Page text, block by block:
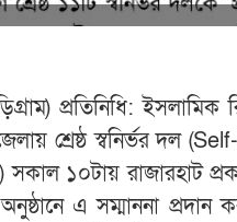
প্রতিনিধি: ইসলামিক
শ্রেষ্ঠ স্বনির্ভর দল
সকাল ১০টায় রাজারহাট
এ সম্মাননা প্রদান